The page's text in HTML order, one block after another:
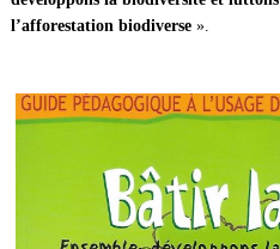
l’afforestation biodiverse».